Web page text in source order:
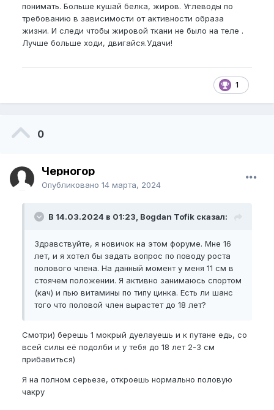
понимать. Больше кушай белка, жиров. Углеводы по
требованию в зависимости от активности образа
жизни. И следи чтобы жировой ткани не было на теле .
Лучше больше ходи, двигайся.Удачи!
1
0
Черногор
Опубликовано 14 марта, 2024
В 14.03.2024 в 01:23, Bogdan Tofik сказал:
Здравствуйте, я новичок на этом форуме. Мне 16
лет, и я хотел бы задать вопрос по поводу роста
полового члена. На данный момент у меня 11 см в
стоячем положении. Я активно занимаюсь спортом
(кач) и пью витамины по типу цинка. Есть ли шанс
того что половой член вырастет до 18 лет?
Смотри) берешь 1 мокрый дуелауешь и к путане едь, со
всей силы её подолби и у тебя до 18 лет 2-3 см
прибавиться)
Я на полном серьезе, откроешь нормально половую
чакру